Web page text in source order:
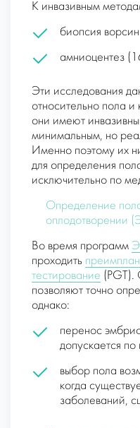
К инвазивным
биопсия
амниоцентез
Эти исследования
относительно пола
они имеют
минимальным, но
Именно поэтому их
для определения
исключительно по
Определение
оплодотворении
Во время программ
проходить
тестирование (PGT).
позволяют точно
однако:
перенос
допускается
выбор пола
когда
заболеваний,